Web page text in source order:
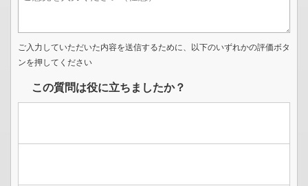
ご入力していただいた内容を送信するために、以下のいずれかの評価ボタ
ンを押してください
この質問は役に立ちましたか？